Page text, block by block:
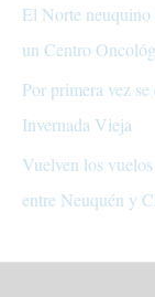
El Norte
un Centro
Por primera vez
Invernada Vieja
Vuelven los
entre Neuquén y